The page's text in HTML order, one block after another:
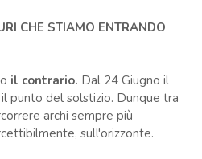
CHE STIAMO ENTRANDO
il contrario. Dal 24 Giugno il
punto del solstizio. Dunque tra
archi sempre più
sull'orizzonte.